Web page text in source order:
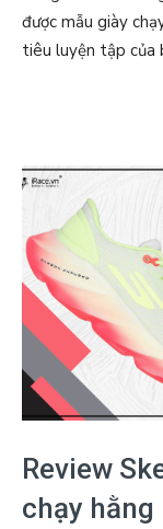
được mẫu giày
tiêu luyện tập của
Review
chạy